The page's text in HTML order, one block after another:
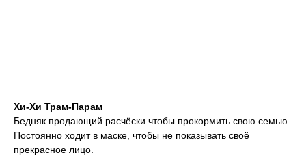
Хи-Хи Трам-Парам
Бедняк продающий расчёски чтобы прокормить свою семью.
Постоянно ходит в маске, чтобы не показывать своё
прекрасное лицо.